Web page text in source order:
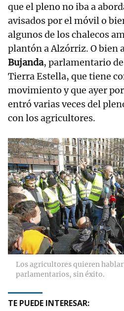
que el pleno no iba a
avisados por el móvil o
algunos de los chalecos
plantón a Alzórriz. O bien
Bujanda, parlamentario
Tierra Estella, que tiene
movimiento y que ayer
entró varias veces del
con los agricultores.
Los agricultores quieren
parlamentarios, sin éxito.
TE PUEDE INTERESAR: